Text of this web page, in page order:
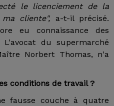
le licenciement de la
cliente", a-t-il précisé.
eu connaissance des
du supermarché
Norbert Thomas, n'a
conditions de travail ?
fausse couche à quatre